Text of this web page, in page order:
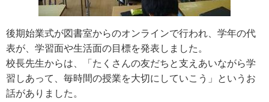
後期始業式が図書室からのオンラインで行われ、学年の代
表が、学習面や生活面の目標を発表しました。
校長先生からは、「たくさんの友だちと支えあいながら学
習しあって、毎時間の授業を大切にしていこう」というお
話がありました。